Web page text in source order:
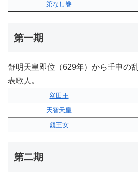
第なし巻
第一期
舒明天皇即位（629年）から壬申の
表歌人。
額田王
天智天皇
鏡王女
第二期